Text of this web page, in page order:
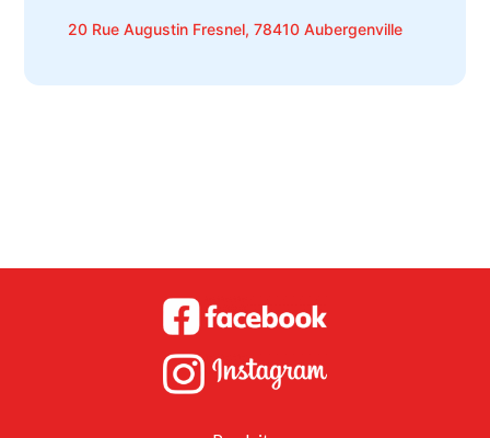
20 Rue Augustin Fresnel, 78410 Aubergenville